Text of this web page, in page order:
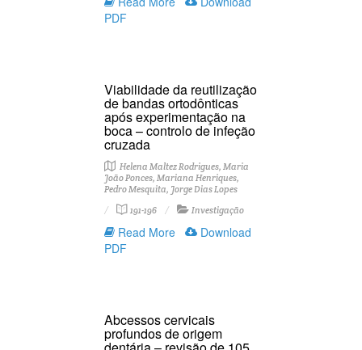
PDF
Viabilidade da reutilização
de bandas ortodônticas
após experimentação na
boca – controlo de infeção
cruzada
Helena Maltez Rodrigues, Maria
João Ponces, Mariana Henriques,
Pedro Mesquita, Jorge Dias Lopes
191-196
Investigação
Read More
Download
PDF
Abcessos cervicais
profundos de origem